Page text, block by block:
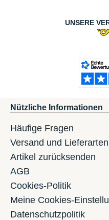
UNSERE
Nützliche Informationen
Häufige Fragen
Versand und Lieferarten
Artikel zurücksenden
AGB
Cookies-Politik
Meine Cookies-
Datenschutzpolitik